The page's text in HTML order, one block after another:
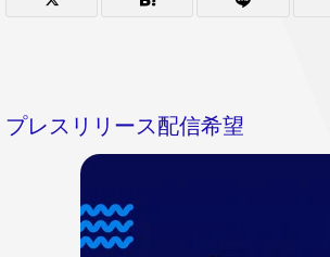
プレスリリース配信希望